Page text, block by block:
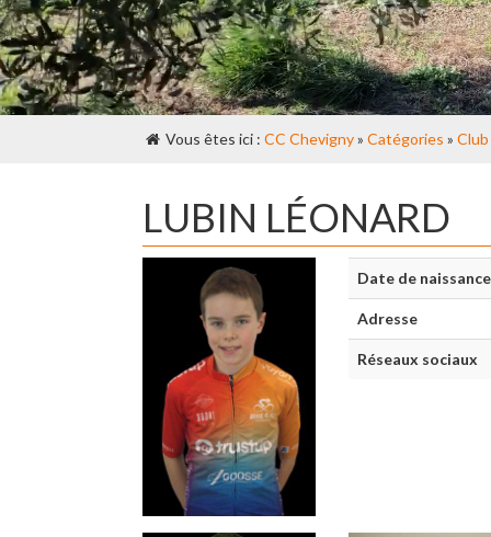
Vous êtes ici : CC Chevigny» Catégories » Club
LUBIN LÉONARD
Date de naissance
Adresse
Réseaux sociaux